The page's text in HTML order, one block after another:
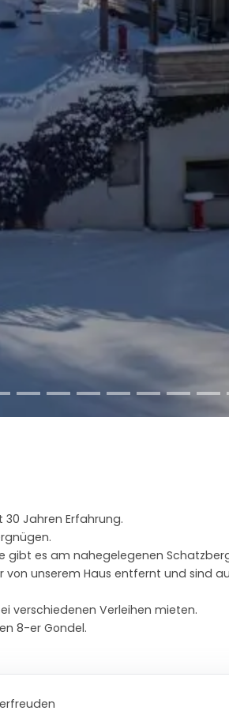
Jahren Erfahrung.
gibt es am nahegelegenen
unserem Haus entfernt und sind
verschiedenen Verleihen mieten.
8-er Gondel.